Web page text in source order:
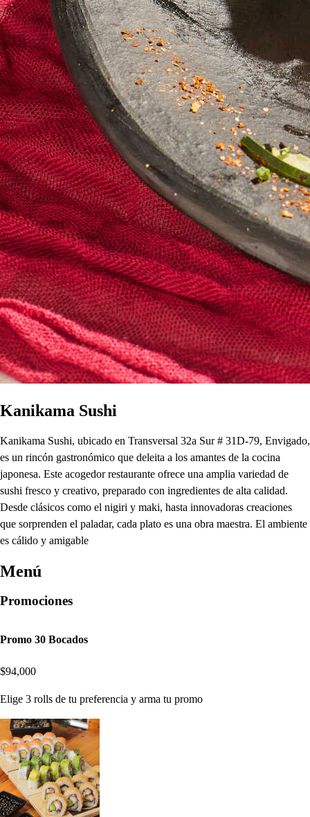
Kanikama Sushi
Kanikama Sushi, ubicado en Transversal 32a Sur # 31D-79, Envigado,
es un rincón gastronómico que deleita a los amantes de la cocina
japonesa. Este acogedor restaurante ofrece una amplia variedad de
sushi fresco y creativo, preparado con ingredientes de alta calidad.
Desde clásicos como el nigiri y maki, hasta innovadoras creaciones
que sorprenden el paladar, cada plato es una obra maestra. El ambiente
es cálido y amigable
Menú
Promociones
Promo 30 Bocados
$94,000
Elige 3 rolls de tu preferencia y arma tu promo